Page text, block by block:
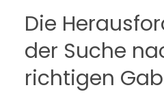
Die
der Suche
richtigen